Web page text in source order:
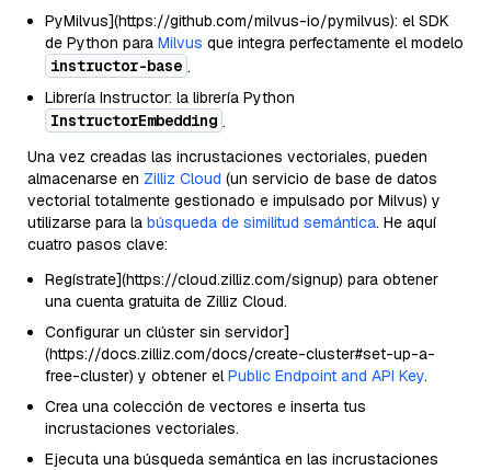
PyMilvus](https://github.com/milvus-io/pymilvus): el SDK
de Python para Milvus que integra perfectamente el modelo
instructor-base .
Librería Instructor: la librería Python
InstructorEmbedding .
Una vez creadas las incrustaciones vectoriales, pueden
almacenarse en Zilliz Cloud (un servicio de base de datos
vectorial totalmente gestionado e impulsado por Milvus) y
utilizarse para la búsqueda de similitud semántica. He aquí
cuatro pasos clave:
Regístrate](https://cloud.zilliz.com/signup) para obtener
una cuenta gratuita de Zilliz Cloud.
Configurar un clúster sin servidor]
(https://docs.zilliz.com/docs/create-cluster#set-up-a-
free-cluster) y obtener elPublic Endpoint and API Key.
Crea una colección de vectores e inserta tus
incrustaciones vectoriales.
Ejecuta una búsqueda semántica en las incrustaciones